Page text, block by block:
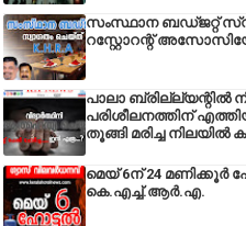
സംസ്ഥാന ബഡ്‌ജറ്റ്
റസ്റ്റോറന്റ്
പാലാ ബ്രില്ല്യന്റിൽ
പരിശീലനത്തിന്
തൂങ്ങി മരിച്ച നിലയിൽ
മെയ് 6ന് 24 മണിക്കൂർ
കെ.എച്ച്.ആർ.എ.